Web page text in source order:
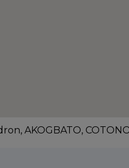
AKOGBATO,